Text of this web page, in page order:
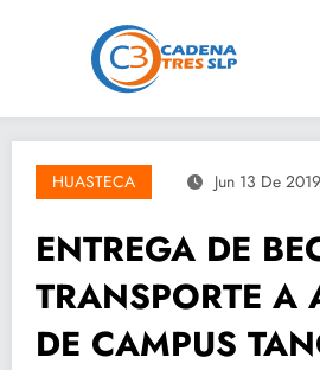
HUASTECA Jun 13 De 2019
ENTREGA DE
TRANSPORTE A
DE CAMPUS